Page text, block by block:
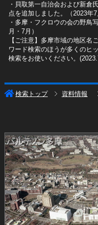
・貝取第一自治会および新倉
点を追加しました。（2023年7
・多摩・フクロウの会の野鳥
月・7月）
【ご注意】多摩市域の地区名
ワード検索のほうが多くのヒ
検索をお使いください。
検索トップ 資料情報